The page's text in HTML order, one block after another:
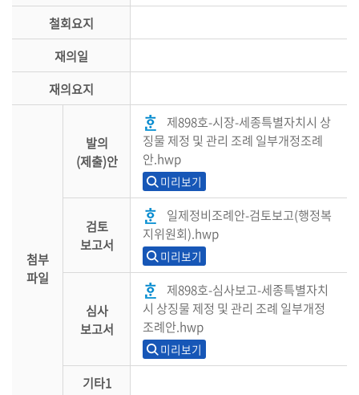
철회요지
재의일
재의요지
첨부
파일
발의
(제출)안
제898호-시장-세종특별자치시 상
징물 제정 및 관리 조례 일부개정조례
안.hwp
미리보기
검토
보고서
일제정비조례안-검토보고(행정복
지위원회).hwp
미리보기
심사
보고서
제898호-심사보고-세종특별자치
시 상징물 제정 및 관리 조례 일부개정
조례안.hwp
미리보기
기타1